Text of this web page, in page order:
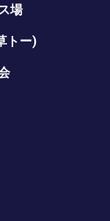
場
トー)